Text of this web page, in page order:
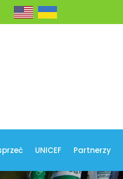
UNICEF Partnerzy